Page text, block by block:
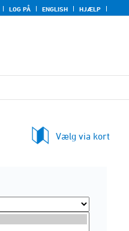
LOG PÅ ENGLISH HJÆLP
Vælg via kort